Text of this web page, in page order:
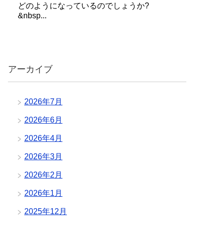
どのようになっているのでしょうか?
&nbsp...
アーカイブ
2026年7月
2026年6月
2026年4月
2026年3月
2026年2月
2026年1月
2025年12月